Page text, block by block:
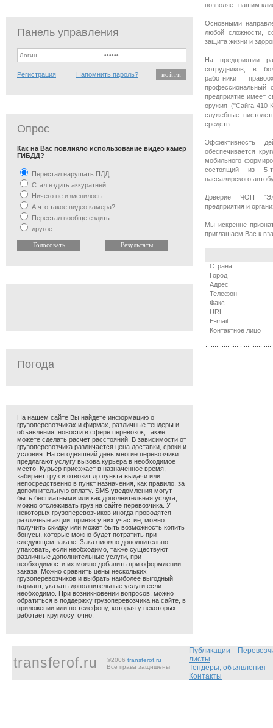
Панель управления
Регистрация Напомнить пароль?
Опрос
Как на Вас повлияло использование видео камер
ГИБДД?
Перестал нарушать ПДД
Стал ездить аккуратней
Ничего не изменилось
А что такое видео камера?
Перестал вообще ездить
другое
Погода
На нашем сайте Вы найдете информацию о
грузоперевозчиках и фирмах, различные тендеры и
объявления, новости в сфере перевозок, также
можете сделать расчет расстояний. В зависимости от
грузоперевозчика различается цена доставки, сроки и
условия. На сегодняшний день многие перевозчики
предлагают услугу вызова курьера в необходимое
место. Курьер приезжает в назначенное время,
забирает груз и отвозит до пункта выдачи или
непосредственно в пункт назначения, как правило, за
дополнительную оплату. SMS уведомления могут
быть бесплатными или как дополнительная услуга,
можно отслеживать груз на сайте перевозчика. У
некоторых грузоперевозчиков иногда проводятся
различные акции, приняв у них участие, можно
получить скидку или может быть возможность копить
бонусы, которые можно будет потратить при
следующем заказе. Заказ можно дополнительно
упаковать, если необходимо, также существуют
различные дополнительные услуги, при
необходимости их можно добавить при оформлении
заказа. Можно сравнить цены нескольких
грузоперевозчиков и выбрать наиболее выгодный
вариант, указать дополнительные услуги если
необходимо. При возникновении вопросов, можно
обратиться в поддержку грузоперевозчика на сайте, в
приложении или по телефону, которая у некоторых
работает круглосуточно.
позволяет нашим
Основными
любой сложности,
защита жизни и
На предприятии
сотрудников, в
работники
профессиональный
предприятие имеет
оружия ("Сайга-
служебные
средств.
Эффективность
обеспечивается
мобильного
состоящий из 5-
пассажирского
Доверие ЧОП
предприятия и
Мы искренне
приглашаем Вас к
Страна
Город
Адрес
Телефон
Факс
URL
E-mail
Контактное лицо
transferof.ru ©2006 transferof.ru
Все права защищены
Публикации
листы
Тендеры, объявления
Контакты